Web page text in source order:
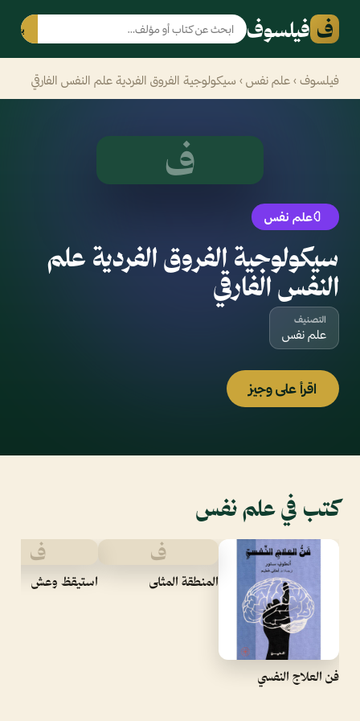
ف فيلسوف بحث
فيلسوف › علم نفس › سيكولوجية الفروق الفردية علم النفس الفارقي
ف
علم نفس
سيكولوجية الفروق الفردية علم
النفس الفارقي
التصنيف
علم نفس
اقرأ على وجيز
كتب في علم نفس
فن العلاج النفسي
ف
المنطقة المثلى
ف
استيقظ وعش